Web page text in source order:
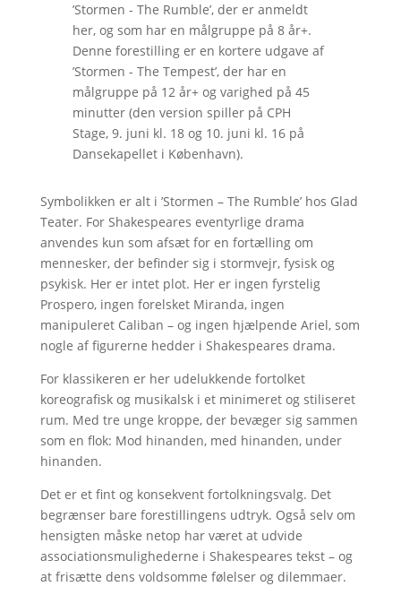
’Stormen - The Rumble’, der er anmeldt
her, og som har en målgruppe på 8 år+.
Denne forestilling er en kortere udgave af
’Stormen - The Tempest’, der har en
målgruppe på 12 år+ og varighed på 45
minutter (den version spiller på CPH
Stage, 9. juni kl. 18 og 10. juni kl. 16 på
Dansekapellet i København).
Symbolikken er alt i ’Stormen – The Rumble’ hos Glad
Teater. For Shakespeares eventyrlige drama
anvendes kun som afsæt for en fortælling om
mennesker, der befinder sig i stormvejr, fysisk og
psykisk. Her er intet plot. Her er ingen fyrstelig
Prospero, ingen forelsket Miranda, ingen
manipuleret Caliban – og ingen hjælpende Ariel, som
nogle af figurerne hedder i Shakespeares drama.
For klassikeren er her udelukkende fortolket
koreografisk og musikalsk i et minimeret og stiliseret
rum. Med tre unge kroppe, der bevæger sig sammen
som en flok: Mod hinanden, med hinanden, under
hinanden.
Det er et fint og konsekvent fortolkningsvalg. Det
begrænser bare forestillingens udtryk. Også selv om
hensigten måske netop har været at udvide
associationsmulighederne i Shakespeares tekst – og
at frisætte dens voldsomme følelser og dilemmaer.